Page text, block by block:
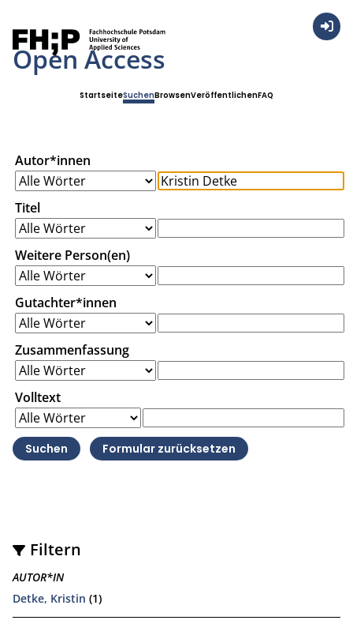
Open Access
StartseiteSuchenBrowsenVeröffentlichenFAQ
Autor*innen
Titel
Weitere Person(en)
Gutachter*innen
Zusammenfassung
Volltext
Filtern
AUTOR*IN
Detke, Kristin (1)